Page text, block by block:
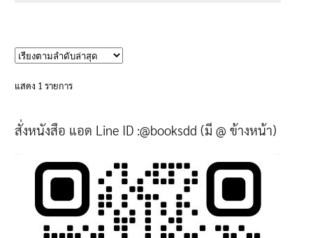
may
chosen
on
the
product
page
แสดง 1 รายการ
สั่งหนังสือ แอด Line ID :@booksdd (มี @ ข้างหน้า)